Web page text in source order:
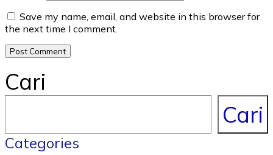
Save my name, email, and website in this browser for
the next time I comment.
Cari
Cari
Categories